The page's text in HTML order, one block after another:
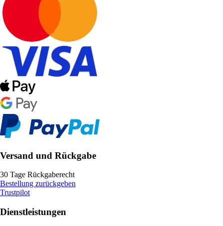
Versand und Rückgabe
30 Tage Rückgaberecht
Bestellung zurückgeben
Trustpilot
Dienstleistungen